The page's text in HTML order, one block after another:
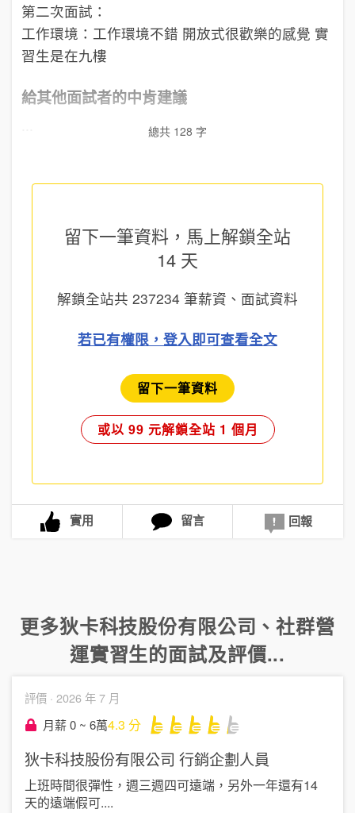
第二次面試：
工作環境：工作環境不錯 開放式很歡樂的感覺 實
習生是在九樓
給其他面試者的中肯建議
總共 128 字
留下一筆資料，馬上解鎖全站
14 天
解鎖全站共 237234 筆薪資、面試資料
若已有權限，登入即可查看全文
留下一筆資料
或以 99 元解鎖全站 1 個月
實用 留言 回報
更多狄卡科技股份有限公司 、社群營
運實習生的面試及評價...
評價 · 2026 年 7 月
月薪 0 ~ 6萬4.3 分
狄卡科技股份有限公司 行銷企劃人員
上班時間很彈性，週三週四可遠端，另外一年還有14
天的遠端假可....